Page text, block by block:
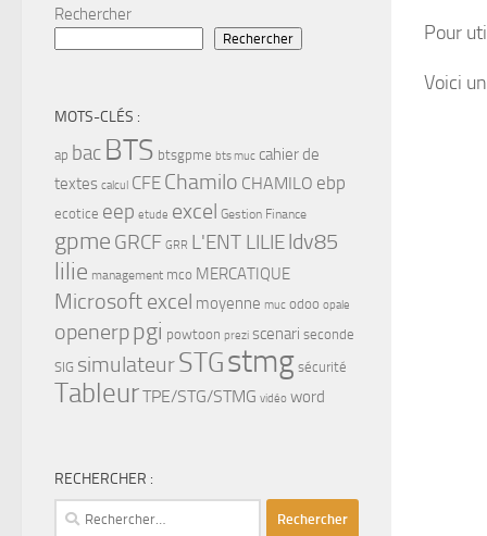
Pour
Voici
Rechercher
Rechercher
MOTS-CLÉS :
ap bac BTS btsgpme bts muc cahier de
textes calcul CFE Chamilo CHAMILO ebp
ecotice eep etude excel Gestion Finance
gpme GRCF GRR L'ENT LILIEldv85
lilie management mco MERCATIQUE
Microsoft excel moyenne muc odoo opale
openerppgi powtoon prezi scenari seconde
SIG simulateurSTGstmg sécurité
TableurTPE/STG/STMG vidéo word
RECHERCHER :
Rechercher :